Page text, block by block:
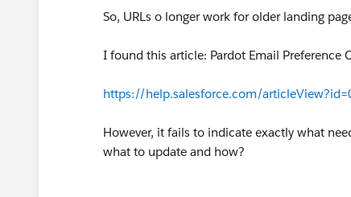
So, URLs o longer work for older landing
I found this article: Pardot Email Preference
https://help.salesforce.com/
However, it fails to indicate exactly what
what to update and how?